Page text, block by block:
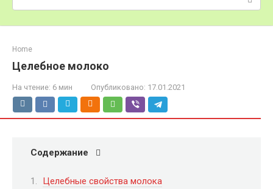
Home
Целебное молоко
На чтение: 6 мин Опубликовано: 17.01.2021
Содержание
Целебные свойства молока